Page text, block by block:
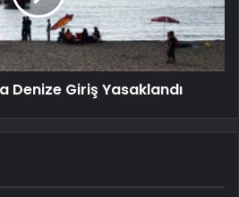
Denize Giriş Yasaklandı